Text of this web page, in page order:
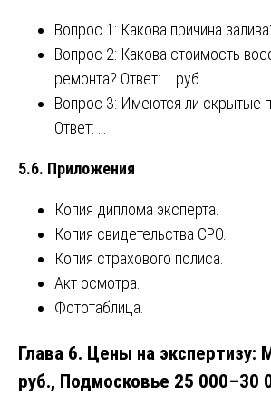
Вопрос 1: Какова причина
Вопрос 2: Какова стоимость
ремонта? Ответ: … руб.
Вопрос 3: Имеются ли скрытые
Ответ: …
5.6. Приложения
Копия диплома эксперта.
Копия свидетельства СРО.
Копия страхового полиса.
Акт осмотра.
Фототаблица.
Глава 6. Цены на экспертизу:
руб., Подмосковье 25 000–30